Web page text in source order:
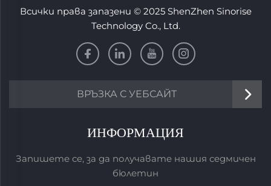
Всички права запазени © 2025 ShenZhen Sinorise
Technology Co., Ltd.
ВРЪЗКА С УЕБСАЙТ
ИНФОРМАЦИЯ
Запишете се, за да получавате нашия седмичен
бюлетин